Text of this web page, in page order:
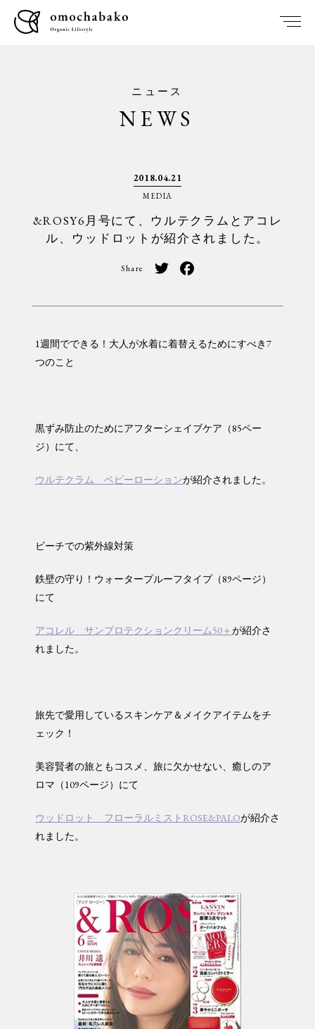
ニュース
NEWS
2018.04.21
MEDIA
&ROSY6月号にて、ウルテクラムとアコレ
ル、ウッドロットが紹介されました。
Share
1週間でできる！大人が水着に着替えるためにすべき7
つのこと
黒ずみ防止のためにアフターシェイブケア（85ペー
ジ）にて、
ウルテクラム ベビーローションが紹介されました。
ビーチでの紫外線対策
鉄壁の守り！ウォータープルーフタイプ（89ページ）
にて
アコレル サンプロテクションクリーム50＋が紹介さ
れました。
旅先で愛用しているスキンケア＆メイクアイテムをチ
ェック！
美容賢者の旅ともコスメ、旅に欠かせない、癒しのア
ロマ（109ページ）にて
ウッドロット フローラルミストROSE&PALOが紹介さ
れました。